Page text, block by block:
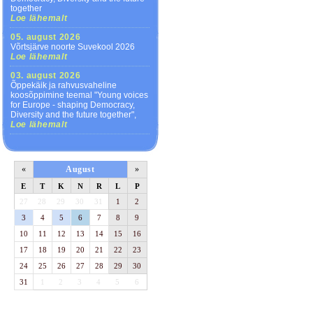
together
Loe lähemalt
05. august 2026
Võrtsjärve noorte Suvekool 2026
Loe lähemalt
03. august 2026
Õppekäik ja rahvusvaheline
koosõppimine teemal "Young voices
for Europe - shaping Democracy,
Diversity and the future together",
Loe lähemalt
« August »
E T K N R L
P
27
28 29 30 31 1
2
3
4 5 6 7 8
9
10
11 12 13 14 15
16
17
18 19 20 21 22
23
24
25 26 27 28 29
30
31
1 3 4 5 6